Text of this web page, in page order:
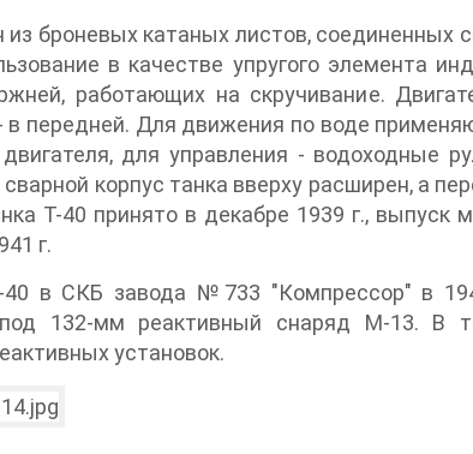
из броневых катаных листов, соединенных
в качестве упругого элемента
работающих на скручивание.
в передней. Для движения по воде
для управления - водоходные
корпус танка вверху расширен, а
Т-40 принято в декабре 1939 г., выпуск
г.
в СКБ завода №733 "Компрессор" в
под 132-мм реактивный снаряд М-13. В
установок.